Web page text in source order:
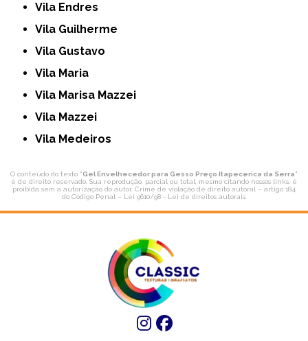
Vila Endres
Vila Guilherme
Vila Gustavo
Vila Maria
Vila Marisa Mazzei
Vila Mazzei
Vila Medeiros
O conteúdo do texto "Gel Envelhecedor para Gesso Preço Itapecerica da Serra"
é de direito reservado. Sua reprodução, parcial ou total, mesmo citando nossos links, é
proibida sem a autorização do autor. Crime de violação de direito autoral – artigo 184
do Código Penal – Lei 9610/98 - Lei de direitos autorais.